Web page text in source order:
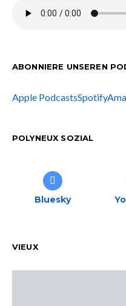
ABONNIERE UNSEREN
Apple PodcastsSpotify
POLYNEUX SOZIAL
Bluesky
VIEUX